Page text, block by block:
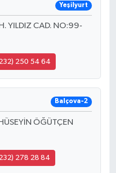
Yeşilyurt
YILDIZ CAD. NO:99-
250 54 64
Balçova-2
ÖĞÜTÇEN
278 28 84